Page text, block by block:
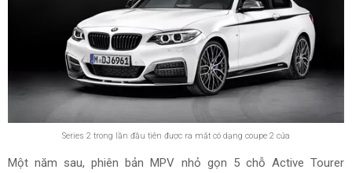
Series 2 trong lần đầu tiên được ra mắt có dạng coupe 2 cửa
Một năm sau, phiên bản MPV nhỏ gọn 5 chỗ Active Tourer